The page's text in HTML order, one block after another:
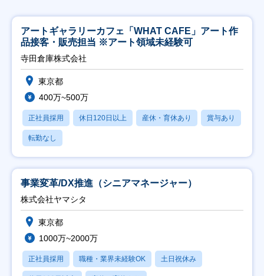
アートギャラリーカフェ「WHAT CAFE」アート作
品接客・販売担当 ※アート領域未経験可
寺田倉庫株式会社
東京都
400万~500万
正社員採用 休日120日以上 産休・育休あり 賞与あり
転勤なし
事業変革/DX推進（シニアマネージャー）
株式会社ヤマシタ
東京都
1000万~2000万
正社員採用 職種・業界未経験OK 土日祝休み